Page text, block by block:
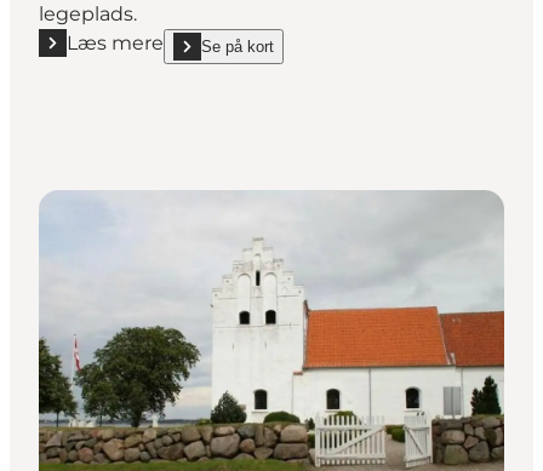
legeplads.
Læs mere
Læs mere "04 | Isætnings & pausested"
Se på kort
show 04 | Isætnings & pausested on_map